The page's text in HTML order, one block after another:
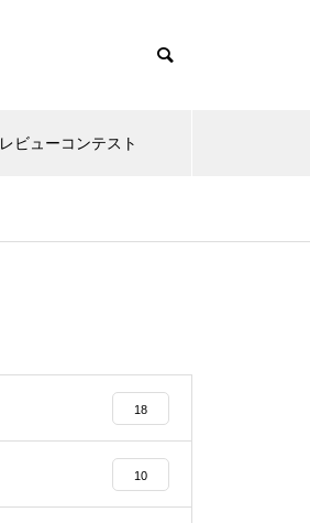
レビューコンテスト
18
10